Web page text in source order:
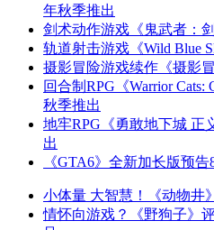
年秋季推出
剑术动作游戏《鬼武者：
轨道射击游戏《Wild Blue
摄影冒险游戏续作《摄影
回合制RPG《Warrior Cats:
秋季推出
地牢RPG《勇敢地下城 正
出
《GTA6》全新加长版预
小体量 大智慧！《动物井
情怀向游戏？《野狗子》